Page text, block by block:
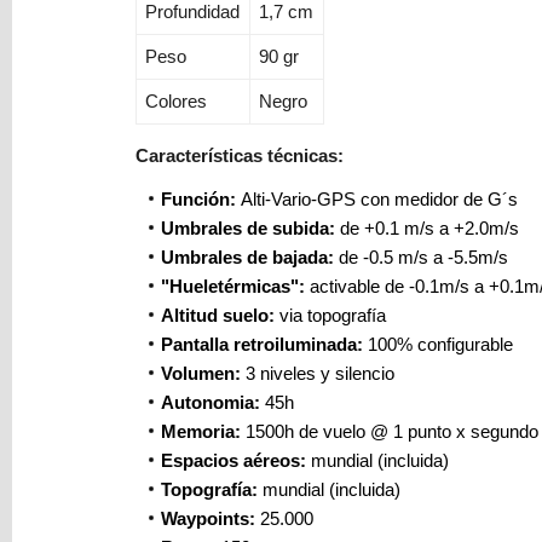
Profundidad 1,7 cm
Peso 90 gr
Colores Negro
Características técnicas:
Función: Alti-Vario-GPS con medidor de G´s
Umbrales de subida: de +0.1 m/s a +2.0m/s
Umbrales de bajada: de -0.5 m/s a -5.5m/s
"Hueletérmicas": activable de -0.1m/s a
Altitud suelo: via topografía
Pantalla retroiluminada: 100% configurable
Volumen: 3 niveles y silencio
Autonomia: 45h
Memoria: 1500h de vuelo @ 1 punto x segundo
Espacios aéreos: mundial (incluida)
Topografía: mundial (incluida)
Waypoints: 25.000